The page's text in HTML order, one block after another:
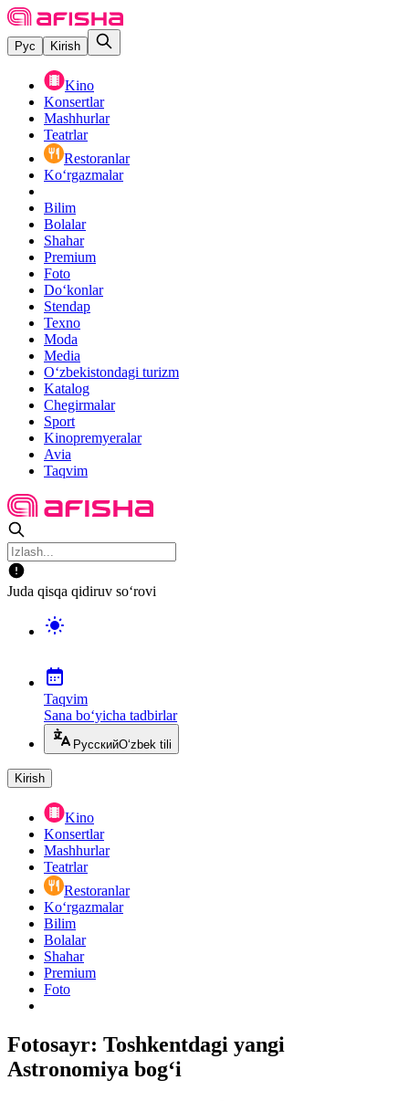
Рус Kirish
Kino
Konsertlar
Mashhurlar
Teatrlar
Restoranlar
Ko‘rgazmalar
Bilim
Bolalar
Shahar
Premium
Foto
Do‘konlar
Stendap
Texno
Moda
Media
O‘zbekistondagi turizm
Katalog
Chegirmalar
Sport
Kinopremyeralar
Avia
Taqvim
Juda qisqa qidiruv so‘rovi
Taqvim
Sana bo‘yicha tadbirlar
РусскийO‘zbek tili
Kirish
Kino
Konsertlar
Mashhurlar
Teatrlar
Restoranlar
Ko‘rgazmalar
Bilim
Bolalar
Shahar
Premium
Foto
Fotosayr: Toshkentdagi yangi
Astronomiya bogʻi